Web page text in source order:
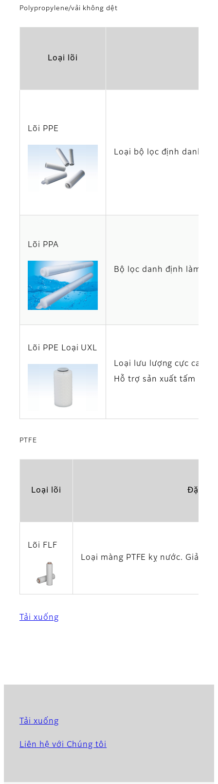
Polypropylene/vải không dệt
Loại lõi
Lõi PPE
Loại bộ lọc định danh
Lõi PPA
Bộ lọc danh định làm
Lõi PPE Loại UXL
Loại lưu lượng cực cao
Hỗ trợ sản xuất tấm nền
PTFE
Loại lõi Đặc
Lõi FLF
Loại màng PTFE kỵ nước. Giải
Tải xuống
Tải xuống
Liên hệ với Chúng tôi